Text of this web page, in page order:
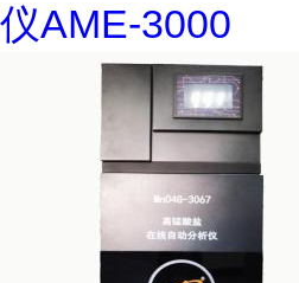
仪AME-3000